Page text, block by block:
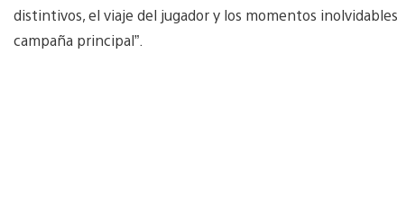
distintivos, el viaje del jugador y los momentos
campaña principal”.